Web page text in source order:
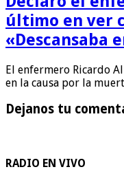
último en ver
«Descansaba
El enfermero Ricardo
en la causa por la
Dejanos tu
RADIO EN VIVO